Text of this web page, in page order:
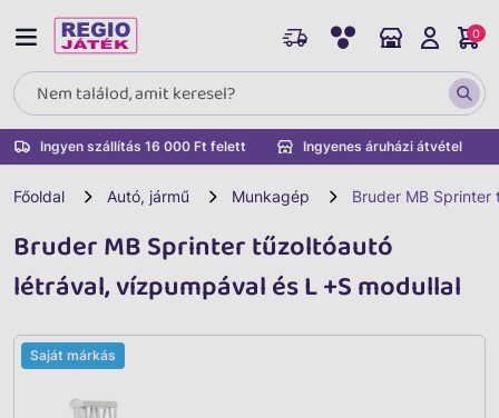
Ingyen szállítás 16 000 Ft felett Ingyenes áruházi átvétel
0
Főoldal Autó, jármű Munkagép Bruder MB
Bruder MB Sprinter tűzoltóautó
létrával, vízpumpával és L +S modullal
Saját márkás